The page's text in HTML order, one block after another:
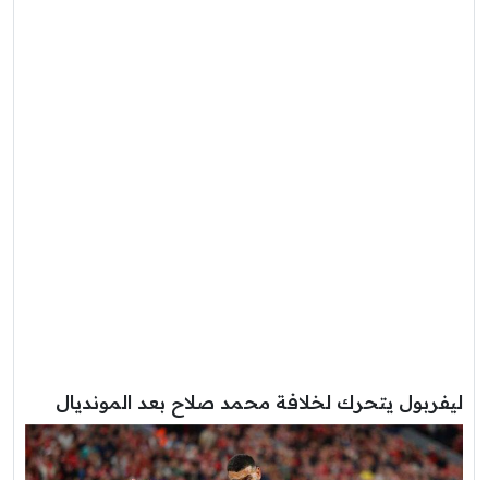
ليفربول يتحرك لخلافة محمد صلاح بعد المونديال